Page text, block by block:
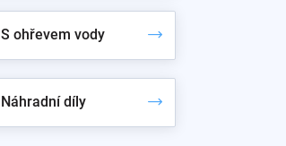
S ohřevem vody
Náhradní díly